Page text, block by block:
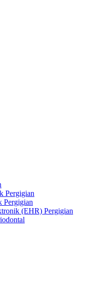
Pergigian
Pergigian
(EHR) Pergigian